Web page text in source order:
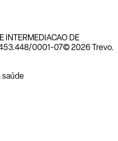
INTERMEDIACAO DE
0001-07© 2026 Trevo.
saúde